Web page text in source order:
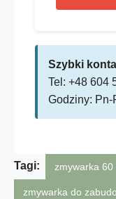
Szybki
Tel: +48 604
Godziny: Pn-
Tagi: zmywarka
zmywarka do